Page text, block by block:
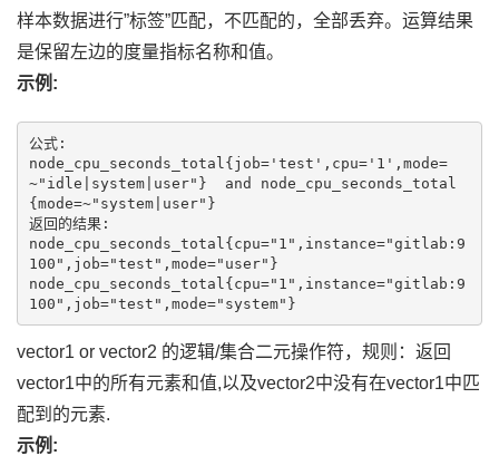
样本数据进行”标签”匹配，不匹配的，全部丢弃。运算结果
是保留左边的度量指标名称和值。
示例:
公式:
node_cpu_seconds_total{job='test',cpu='1',mode=
~"idle|system|user"}  and node_cpu_seconds_total
{mode=~"system|user"}
返回的结果:
node_cpu_seconds_total{cpu="1",instance="gitlab:9
100",job="test",mode="user"}
node_cpu_seconds_total{cpu="1",instance="gitlab:9
100",job="test",mode="system"}
vector1 or vector2 的逻辑/集合二元操作符，规则：返回
vector1中的所有元素和值,以及vector2中没有在vector1中匹
配到的元素.
示例: